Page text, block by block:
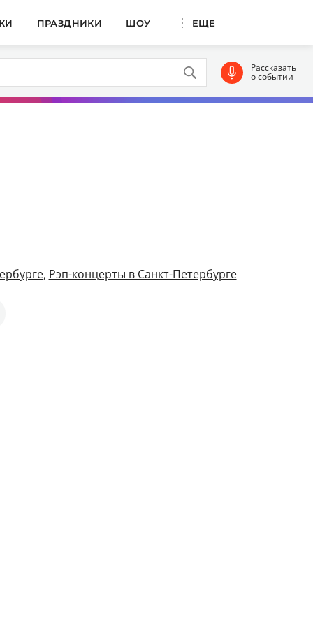
ПРАЗДНИКИ ШОУ ЕЩЕ
Рассказать
о событии
, Рэп-концерты в Санкт-Петербурге